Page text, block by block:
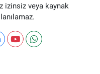
izinsiz veya kaynak